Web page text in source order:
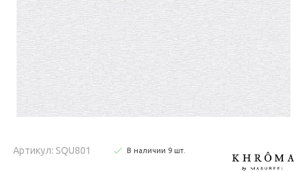
Артикул: SQU801 В наличии 9 шт